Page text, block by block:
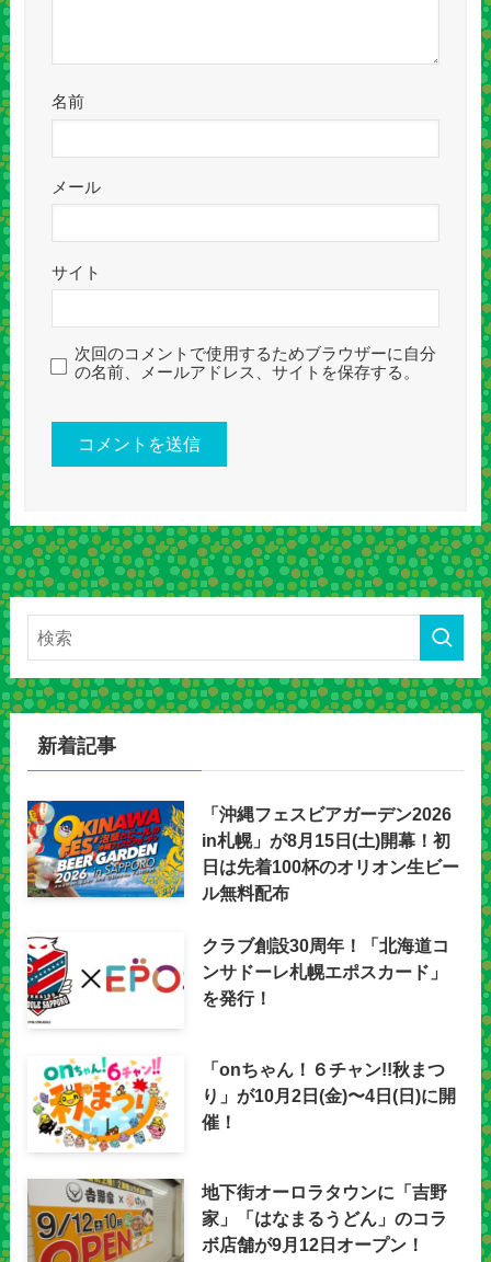
名前
メール
サイト
次回のコメントで使用するためブラウザーに自分
の名前、メールアドレス、サイトを保存する。
新着記事
「沖縄フェスビアガーデン2026
in札幌」が8月15日(土)開幕！初
日は先着100杯のオリオン生ビー
ル無料配布
クラブ創設30周年！「北海道コ
ンサドーレ札幌エポスカード」
を発行！
「onちゃん！６チャン!!秋まつ
り」が10月2日(金)〜4日(日)に開
催！
地下街オーロラタウンに「吉野
家」「はなまるうどん」のコラ
ボ店舗が9月12日オープン！